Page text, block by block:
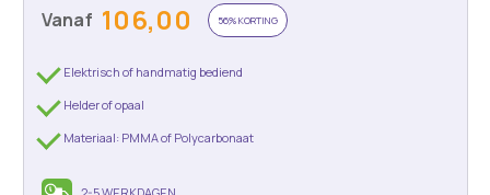
Vanaf 106,00 56% KORTING
Elektrisch of handmatig bediend
Helder of opaal
Materiaal: PMMA of Polycarbonaat